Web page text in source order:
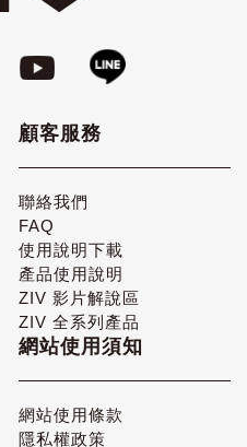
顧客服務
聯絡我們
FAQ
使用說明下載
產品使用說明
ZIV 影片解說區
ZIV 全系列產品
網站使用須知
網站使用條款
隱私權政策